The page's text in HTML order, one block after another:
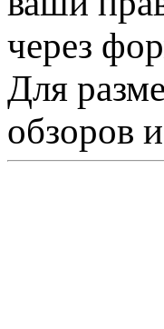
через
Для
обзоров